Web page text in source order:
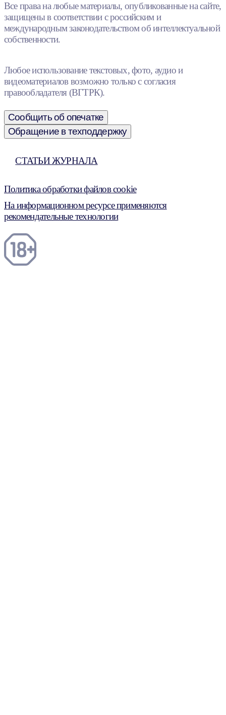
Все права на любые материалы, опубликованные на сайте,
защищены в соответствии с российским и
международным законодательством об интеллектуальной
собственности.
Любое использование текстовых, фото, аудио и
видеоматериалов возможно только с согласия
правообладателя (ВГТРК).
Сообщить об опечатке
Обращение в техподдержку
СТАТЬИ ЖУРНАЛА
Политика обработки файлов cookie
На информационном ресурсе применяются
рекомендательные технологии